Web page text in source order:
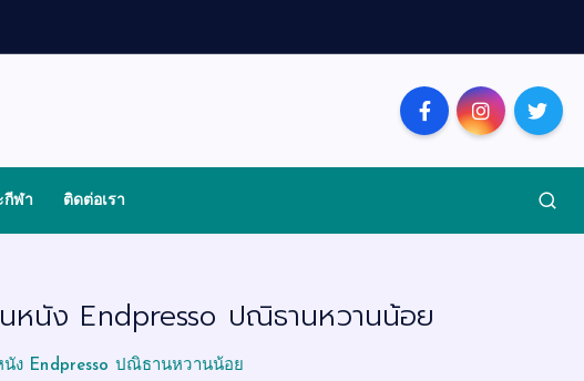
กีฬา ติดต่อเรา
นหนัง Endpresso ปณิธานหวานน้อย
นัง Endpresso ปณิธานหวานน้อย